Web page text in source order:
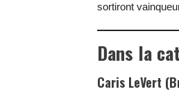
sortiront
Dans la
Caris LeVert